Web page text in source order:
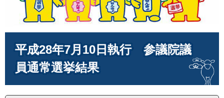
平成28年7月10日執行 参議院議
員通常選挙結果